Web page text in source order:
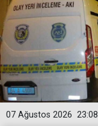
23:08
07 Ağustos 2026